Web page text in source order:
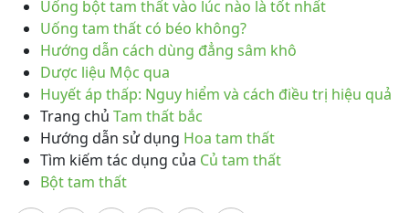
Uống bột tam thất vào lúc nào là tốt nhất
Uống tam thất có béo không?
Hướng dẫn cách dùng đẳng sâm khô
Dược liệu Mộc qua
Huyết áp thấp: Nguy hiểm và cách điều trị hiệu quả
Trang chủ Tam thất bắc
Hướng dẫn sử dụng Hoa tam thất
Tìm kiếm tác dụng của Củ tam thất
Bột tam thất